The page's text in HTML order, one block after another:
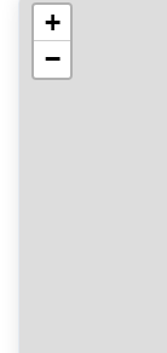
+
−